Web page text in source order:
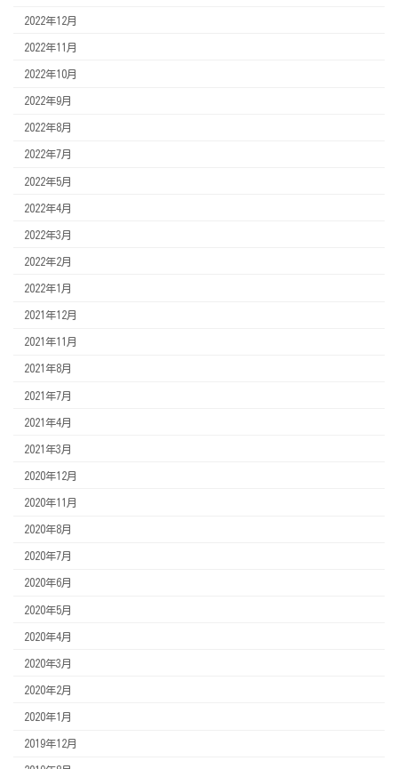
2022年12月
2022年11月
2022年10月
2022年9月
2022年8月
2022年7月
2022年5月
2022年4月
2022年3月
2022年2月
2022年1月
2021年12月
2021年11月
2021年8月
2021年7月
2021年4月
2021年3月
2020年12月
2020年11月
2020年8月
2020年7月
2020年6月
2020年5月
2020年4月
2020年3月
2020年2月
2020年1月
2019年12月